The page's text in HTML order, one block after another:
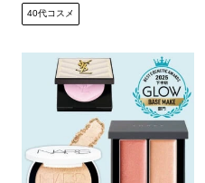
40代コスメ